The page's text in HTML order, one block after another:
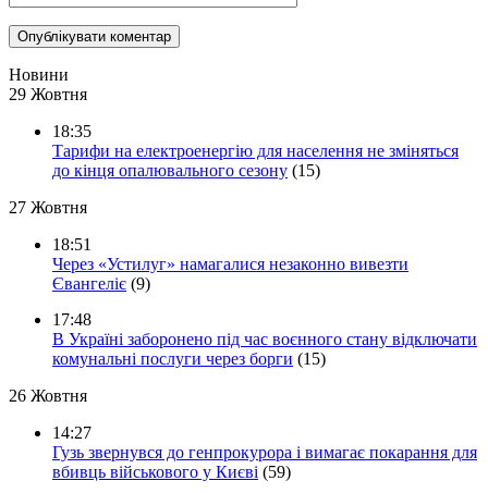
Новини
29 Жовтня
18:35
Тарифи на електроенергію для населення не зміняться
до кінця опалювального сезону (15)
27 Жовтня
18:51
Через «Устилуг» намагалися незаконно вивезти
Євангеліє (9)
17:48
В Україні заборонено під час воєнного стану відключати
комунальні послуги через борги (15)
26 Жовтня
14:27
Гузь звернувся до генпрокурора і вимагає покарання для
вбивць військового у Києві (59)